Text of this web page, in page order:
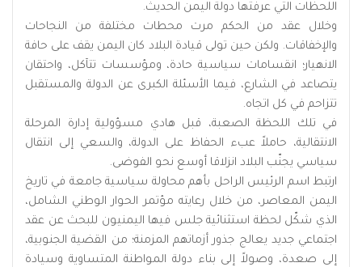
اللحظات التي عرفتها دولة اليمن الحديث.
وخلال عقد من الحكم مرت محطات مختلفة من النجاحات
والإخفاقات. ولكن حين تولى قيادة البلاد كان اليمن يقف على حافة
الانهيار؛ انقسامات سياسية حادة، ومؤسسات تتآكل، واحتقان
يتصاعد في الشارع، فيما الأسئلة الكبرى عن الدولة والمستقبل
تتزاحم في كل اتجاه.
في تلك اللحظة الصعبة، قبل هادي مسؤولية إدارة المرحلة
الانتقالية، حاملاً عبء الحفاظ على الدولة، والسعي إلى انتقال
سياسي يجنّب البلاد انزلاقا أوسع نحو الفوضى.
ارتبط اسم الرئيس الراحل بأهم محاولة سياسية جامعة في تاريخ
اليمن المعاصر، من خلال رعايته مؤتمر الحوار الوطني الشامل،
الذي شكّل لحظة استثنائية جلس فيها اليمنيون للبحث عن عقد
اجتماعي جديد يعالج جذور أزماتهم المزمنة؛ من القضية الجنوبية،
إلى صعدة، وصولاً إلى بناء دولة المواطنة المتساوية وسيادة